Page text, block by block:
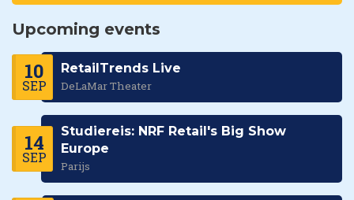
Upcoming events
10
SEP
RetailTrends Live
DeLaMar Theater
14
SEP
Studiereis: NRF Retail's Big Show
Europe
Parijs